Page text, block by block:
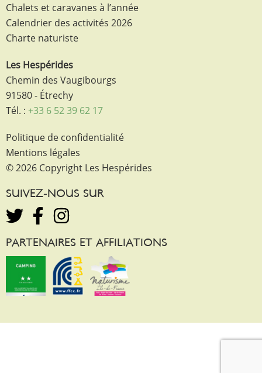
Chalets et caravanes à l’année
Calendrier des activités 2026
Charte naturiste
Les Hespérides
Chemin des Vaugibourgs
91580 - Étrechy
Tél. : +33 6 52 39 62 17
Politique de confidentialité
Mentions légales
© 2026 Copyright Les Hespérides
SUIVEZ-NOUS SUR
PARTENAIRES ET AFFILIATIONS